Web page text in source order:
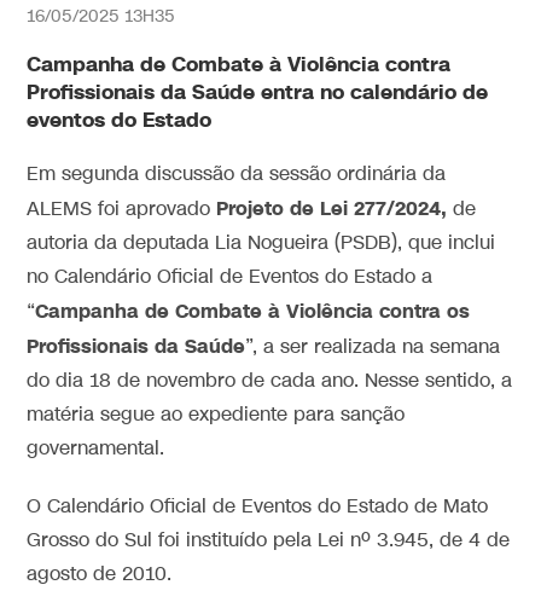
16/05/2025 13H35
Campanha de Combate à Violência contra
Profissionais da Saúde entra no calendário de
eventos do Estado
Em segunda discussão da sessão ordinária da
ALEMS foi aprovado Projeto de Lei 277/2024,de
autoria da deputada Lia Nogueira (PSDB), que inclui
no Calendário Oficial de Eventos do Estado a
“Campanha de Combate à Violência contra os
Profissionais da Saúde”, a ser realizada na semana
do dia 18 de novembro de cada ano. Nesse sentido, a
matéria segue ao expediente para sanção
governamental.
O Calendário Oficial de Eventos do Estado de Mato
Grosso do Sul foi instituído pela Lei nº 3.945, de 4 de
agosto de 2010.